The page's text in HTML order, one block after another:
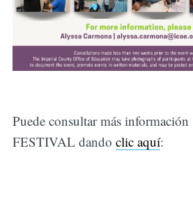
Puede consultar más
FESTIVAL dando clic aquí: